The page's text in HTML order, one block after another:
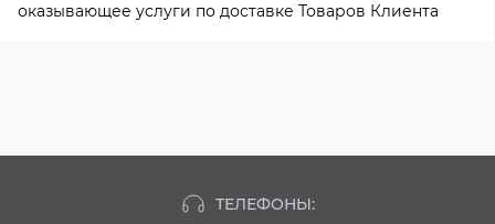
оказывающее услуги по доставке Товаров Клиента
ТЕЛЕФОНЫ: